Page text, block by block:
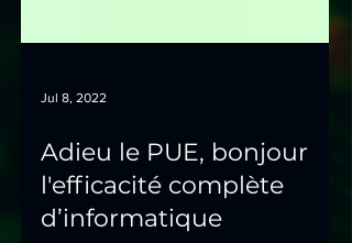
Adieu le PUE, bonjour
l'efficacité complète